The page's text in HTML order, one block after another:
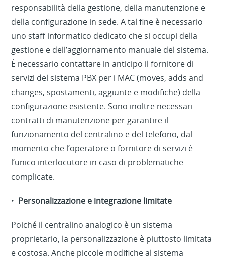
responsabilità della gestione, della manutenzione e
della configurazione in sede. A tal fine è necessario
uno staff informatico dedicato che si occupi della
gestione e dell’aggiornamento manuale del sistema.
È necessario contattare in anticipo il fornitore di
servizi del sistema PBX per i MAC (moves, adds and
changes, spostamenti, aggiunte e modifiche) della
configurazione esistente. Sono inoltre necessari
contratti di manutenzione per garantire il
funzionamento del centralino e del telefono, dal
momento che l’operatore o fornitore di servizi è
l’unico interlocutore in caso di problematiche
complicate.
‣ Personalizzazione e integrazione limitate
Poiché il centralino analogico è un sistema
proprietario, la personalizzazione è piuttosto limitata
e costosa. Anche piccole modifiche al sistema